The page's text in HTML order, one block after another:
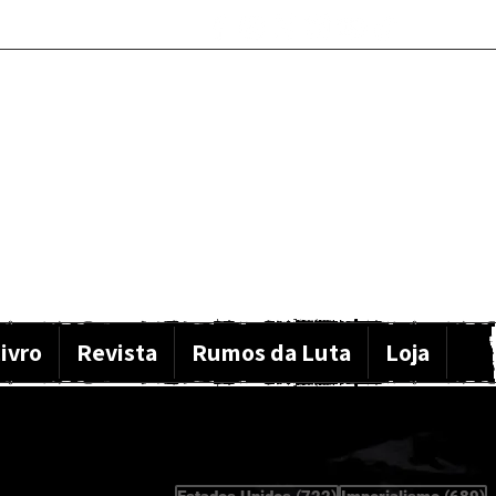
Revista Rumos da Luta Loja